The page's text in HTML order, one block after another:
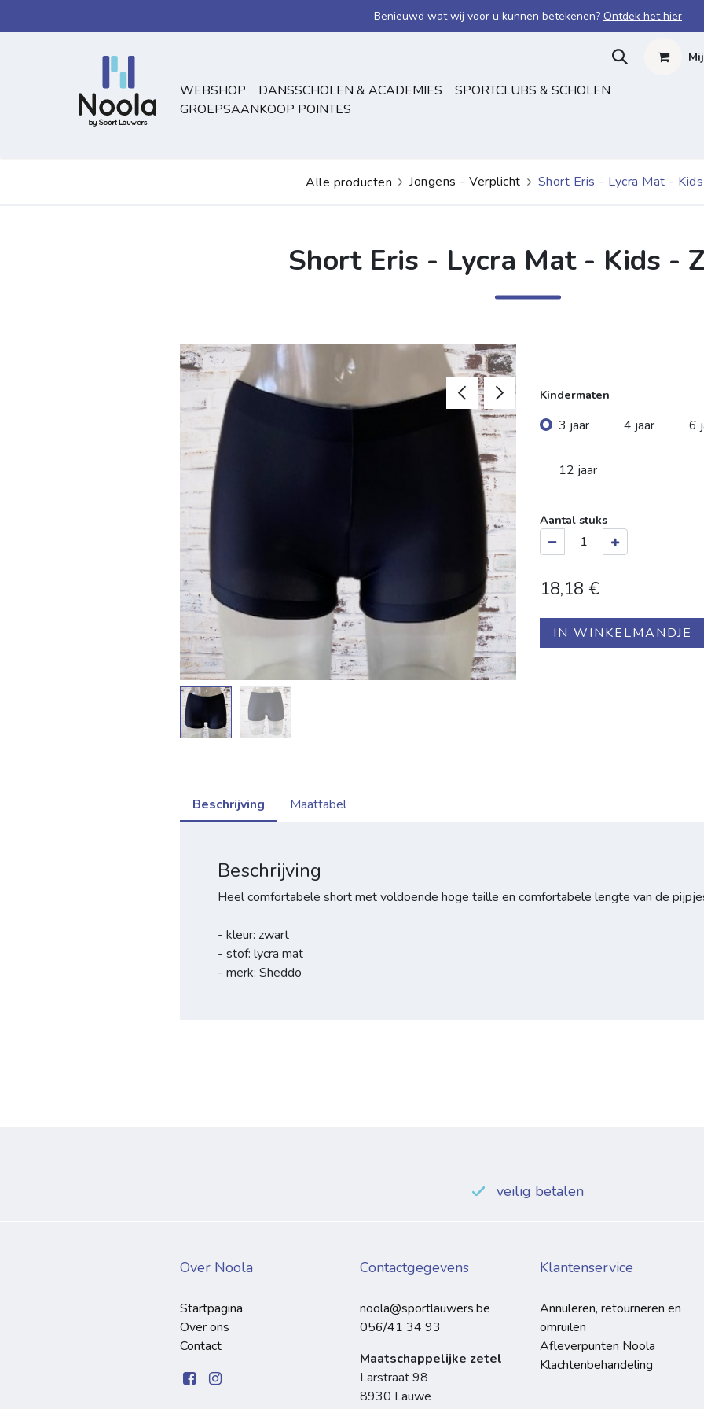
Benieuwd wat wij voor u kunnen betekenen? Ontdek het hier
WEBSHOP DANSSCHOLEN & ACADEMIES
SPORTCLUBS & SCHOLEN
GROEPSAANKOOP POINTES
Alle producten Jongens - Verplicht Short Eris - Lycra Mat -
Short Eris - Lycra Mat - Kids -
Kindermaten
3 jaar 4 jaar 6
12 jaar
Aantal stuks
18,18 €
IN WINKELMANDJE
Beschrijving Maattabel
Beschrijving
Heel comfortabele short met voldoende hoge taille en comfortabele lengte van de
- kleur: zwart
- stof: lycra mat
- merk: Sheddo
veilig betalen
Over Noola
Startpagina
Over ons
Contact
Contactgegevens
noola@sportlauwers.be
056/41 34 93
Maatschappelijke zetel
Larstraat 98
8930 Lauwe
Klantenservice
Annuleren, retourneren en
omruilen
Afleverpunten Noola
Klachtenbehandeling